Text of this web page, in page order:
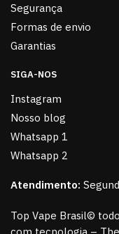
Segurança
Formas de envio
Garantias
SIGA-NOS
Instagram
Nosso blog
Whatsapp 1
Whatsapp 2
Atendimento:
Top Vape Brasil©